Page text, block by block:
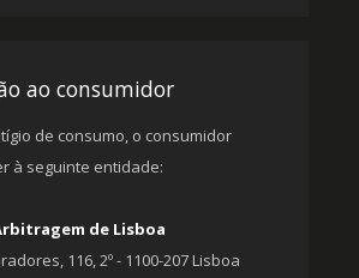
ao consumidor
de consumo, o consumidor
à seguinte entidade:
de Lisboa
116, 2º - 1100-207 Lisboa